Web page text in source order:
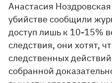
Анастасия
убийстве сообщили
доступ лишь к 10-15%
следствия, они хотят,
следственных
собранной